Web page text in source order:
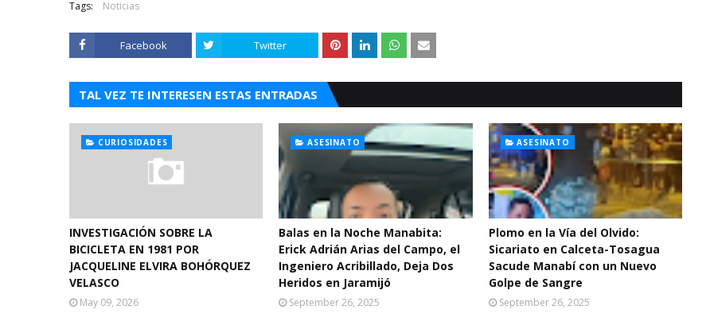
Tags: Noticias
Facebook Twitter
TAL VEZ TE INTERESEN ESTAS ENTRADAS
CURIOSIDADES
INVESTIGACIÓN SOBRE LA
BICICLETA EN 1981 POR
JACQUELINE ELVIRA BOHÓRQUEZ
VELASCO
May 09, 2026
ASESINATO
Balas en la Noche Manabita:
Erick Adrián Arias del Campo, el
Ingeniero Acribillado, Deja Dos
Heridos en Jaramijó
September 26, 2025
ASESINATO
Plomo en la Vía del Olvido:
Sicariato en Calceta-Tosagua
Sacude Manabí con un Nuevo
Golpe de Sangre
September 26, 2025